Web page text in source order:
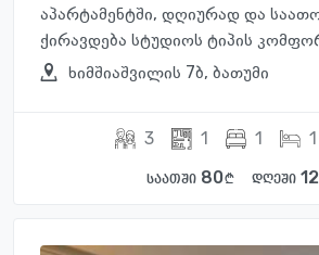
აპარტამენტში, დღიურად და
ქირავდება სტუდიოს ტიპის
ხიმშიაშვილის 7ბ, ბათუმი
3 1 1 1
საათში 80 დღეში